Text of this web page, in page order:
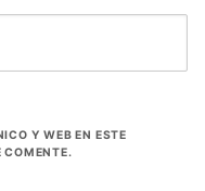
Y WEB EN ESTE
COMENTE.